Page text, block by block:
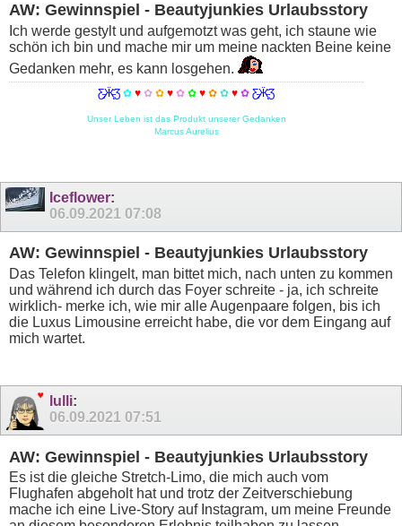
AW: Gewinnspiel - Beautyjunkies Urlaubsstory
Ich werde gestylt und aufgemotzt was geht, ich staune wie
schön ich bin und mache mir um meine nackten Beine keine
Gedanken mehr, es kann losgehen.
Ƹ̵̡Ӝ̵̨̄Ʒ ✿♥✿ ✿ ♥✿✿♥✿✿♥✿Ƹ̵̡Ӝ̵̨̄Ʒ
Unser Leben ist das Produkt unserer Gedanken
Marcus Aurelius
Iceflower:
06.09.2021 07:08
AW: Gewinnspiel - Beautyjunkies Urlaubsstory
Das Telefon klingelt, man bittet mich, nach unten zu kommen
und während ich durch das Foyer schreite - ja, ich schreite
wirklich- merke ich, wie mir alle Augenpaare folgen, bis ich
die Luxus Limousine erreicht habe, die vor dem Eingang auf
mich wartet.
lulli:
06.09.2021 07:51
AW: Gewinnspiel - Beautyjunkies Urlaubsstory
Es ist die gleiche Stretch-Limo, die mich auch vom
Flughafen abgeholt hat und trotz der Zeitverschiebung
mache ich eine Live-Story auf Instagram, um meine Freunde